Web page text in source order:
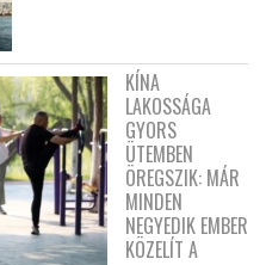
KÍNA
LAKOSSÁGA
GYORS
ÜTEMBEN
ÖREGSZIK: MÁR
MINDEN
NEGYEDIK EMBER
KÖZELÍT A